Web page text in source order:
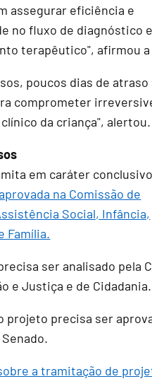
assegurar eficiência e
no fluxo de diagnóstico e
terapêutico", afirmou
poucos dias de atraso
comprometer
da criança", alertou.
em caráter conclusivo
na Comissão de
Social, Infância,
Família.
ser analisado pela
e Justiça e de Cidadania.
projeto precisa ser
a tramitação de